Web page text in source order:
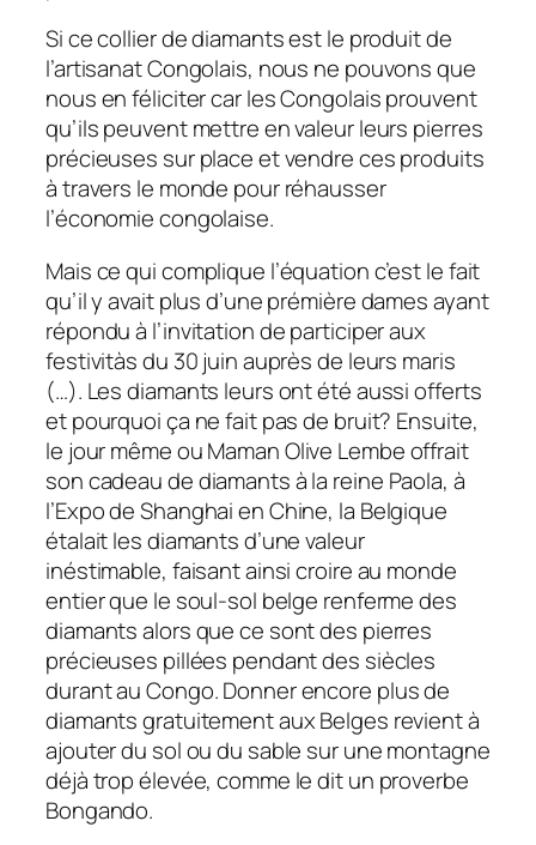
Si ce collier de diamants est le produit de
l’artisanat Congolais, nous ne pouvons que
nous en féliciter car les Congolais prouvent
qu’ils peuvent mettre en valeur leurs pierres
précieuses sur place et vendre ces produits
à travers le monde pour réhausser
l’économie congolaise.
Mais ce qui complique l’équation c’est le fait
qu’il y avait plus d’une prémière dames ayant
répondu à l’invitation de participer aux
festivitàs du 30 juin auprès de leurs maris
(…). Les diamants leurs ont été aussi offerts
et pourquoi ça ne fait pas de bruit? Ensuite,
le jour même ou Maman Olive Lembe offrait
son cadeau de diamants à la reine Paola, à
l’Expo de Shanghai en Chine, la Belgique
étalait les diamants d’une valeur
inéstimable, faisant ainsi croire au monde
entier que le soul-sol belge renferme des
diamants alors que ce sont des pierres
précieuses pillées pendant des siècles
durant au Congo. Donner encore plus de
diamants gratuitement aux Belges revient à
ajouter du sol ou du sable sur une montagne
déjà trop élevée, comme le dit un proverbe
Bongando.